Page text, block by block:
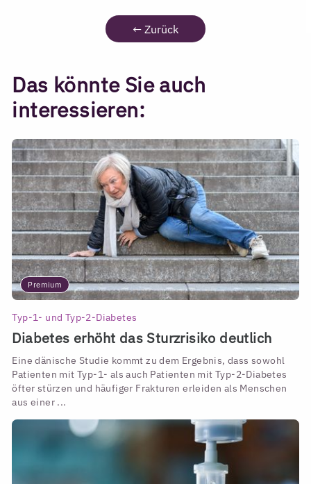
← Zurück
Das könnte Sie auch
interessieren:
Premium
Typ-1- und Typ-2-Diabetes
Diabetes erhöht das Sturzrisiko deutlich
Eine dänische Studie kommt zu dem Ergebnis, dass sowohl
Patienten mit Typ-1- als auch Patienten mit Typ-2-Diabetes
öfter stürzen und häufiger Frakturen erleiden als Menschen
aus einer ...